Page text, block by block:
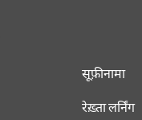
सूफ़ीनामा
रेख़्ता लर्निंग